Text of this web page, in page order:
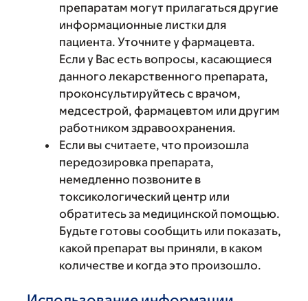
препаратам могут прилагаться другие
информационные листки для
пациента. Уточните у фармацевта.
Если у Вас есть вопросы, касающиеся
данного лекарственного препарата,
проконсультируйтесь с врачом,
медсестрой, фармацевтом или другим
работником здравоохранения.
Если вы считаете, что произошла
передозировка препарата,
немедленно позвоните в
токсикологический центр или
обратитесь за медицинской помощью.
Будьте готовы сообщить или показать,
какой препарат вы приняли, в каком
количестве и когда это произошло.